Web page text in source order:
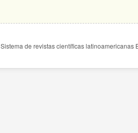
Sistema de revistas científicas